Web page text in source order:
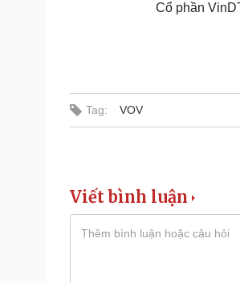
Cổ phần
Tag: VOV
Viết bình luận